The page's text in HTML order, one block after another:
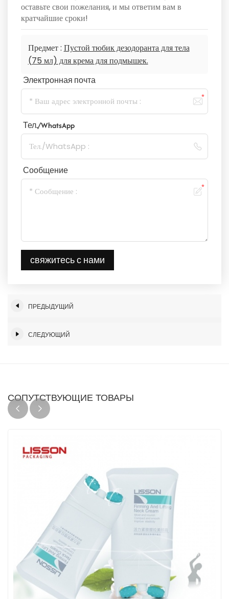
оставьте свои пожелания, и мы ответим вам в
кратчайшие сроки!
Предмет : Пустой тюбик дезодоранта для тела
(75 мл) для крема для подмышек.
Электронная почта
Тел./WhatsApp
Сообщение
свяжитесь с нами
ПРЕДЫДУЩИЙ
СЛЕДУЮЩИЙ
СОПУТСТВУЮЩИЕ ТОВАРЫ